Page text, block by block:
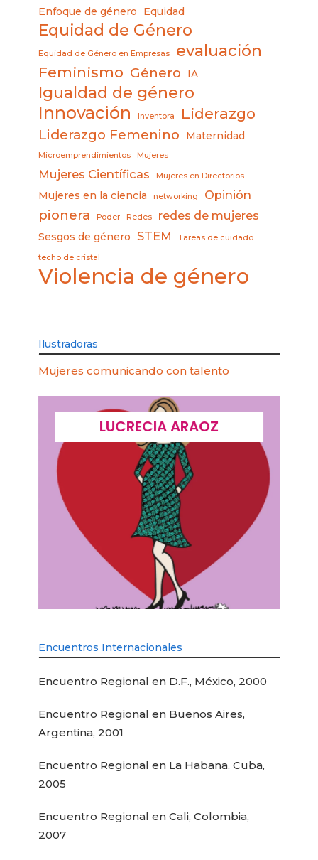
Enfoque de género Equidad
Equidad de Género
Equidad de Género en Empresas evaluación
Feminismo Género IA
Igualdad de género
Innovación Inventora Liderazgo
Liderazgo Femenino Maternidad
Microemprendimientos Mujeres
Mujeres Científicas Mujeres en Directorios
Mujeres en la ciencia networking Opinión
pionera Poder Redes redes de mujeres
Sesgos de género STEM Tareas de cuidado
techo de cristal
Violencia de género
Ilustradoras
Mujeres comunicando con talento
LUCRECIA ARAOZ
Encuentros Internacionales
Encuentro Regional en D.F., México, 2000
Encuentro Regional en Buenos Aires,
Argentina, 2001
Encuentro Regional en La Habana, Cuba,
2005
Encuentro Regional en Cali, Colombia,
2007